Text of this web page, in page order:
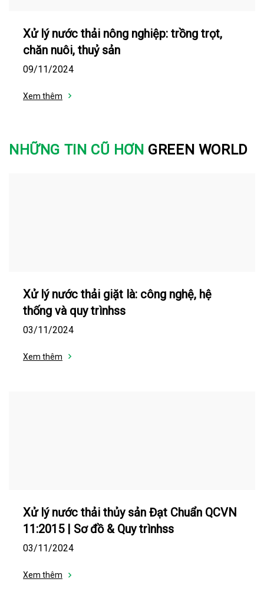
Xử lý nước thải nông nghiệp: trồng trọt,
chăn nuôi, thuỷ sản
09/11/2024
Xem thêm
NHỮNG TIN CŨ HƠN GREEN WORLD
Xử lý nước thải giặt là: công nghệ, hệ
thống và quy trìnhss
03/11/2024
Xem thêm
Xử lý nước thải thủy sản Đạt Chuẩn QCVN
11:2015 | Sơ đồ & Quy trìnhss
03/11/2024
Xem thêm